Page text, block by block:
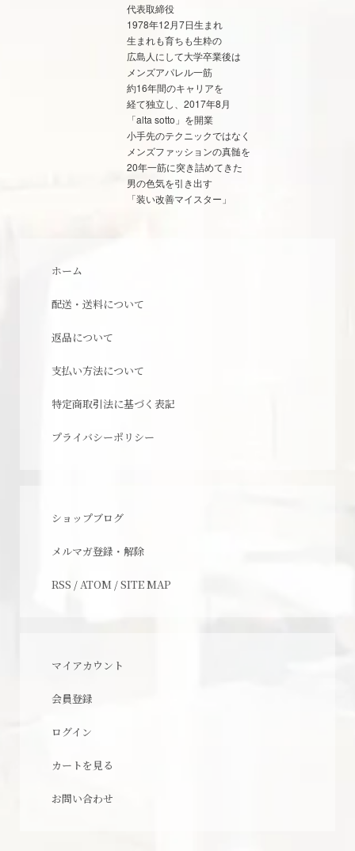
代表取締役
1978年12月7日生まれ
生まれも育ちも生粋の
広島人にして大学卒業後は
メンズアパレル一筋
約16年間のキャリアを
経て独立し、2017年8月
「alta sotto」を開業
小手先のテクニックではなく
メンズファッションの真髄を
20年一筋に突き詰めてきた
男の色気を引き出す
「装い改善マイスター」
ホーム
配送・送料について
返品について
支払い方法について
特定商取引法に基づく表記
プライバシーポリシー
ショップブログ
メルマガ登録・解除
RSS / ATOM /SITE MAP
マイアカウント
会員登録
ログイン
カートを見る
お問い合わせ